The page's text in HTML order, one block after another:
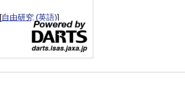
[自由研究 (英語)]